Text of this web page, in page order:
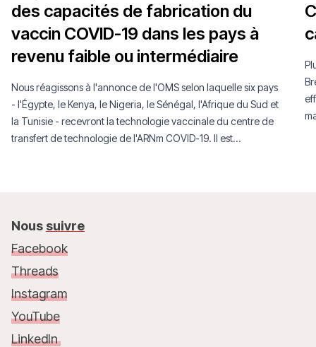
des capacités de fabrication du
vaccin COVID-19 dans les pays à
revenu faible ou intermédiaire
Nous réagissons à l'annonce de l'OMS selon laquelle six pays
- l'Égypte, le Kenya, le Nigeria, le Sénégal, l'Afrique du Sud et
la Tunisie - recevront la technologie vaccinale du centre de
transfert de technologie de l'ARNm COVID-19. Il est
Nous suivre
Facebook
Threads
Instagram
YouTube
LinkedIn